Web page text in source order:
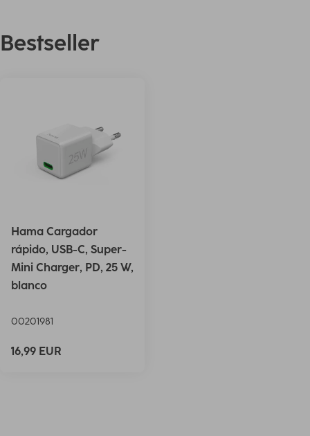
Bestseller
Hama Cargador
rápido, USB-C, Super-
Mini Charger, PD, 25 W,
blanco
00201981
16,99 EUR